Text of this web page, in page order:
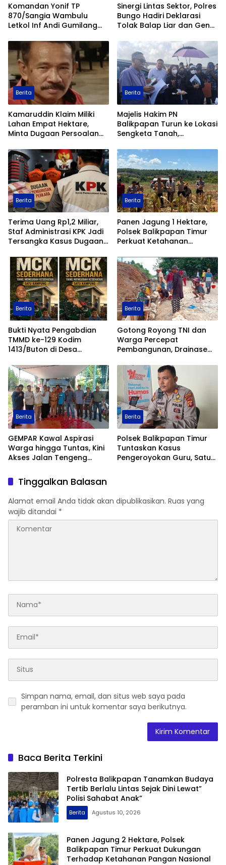
Komandan Yonif TP
870/Sangia Wambulu
Letkol Inf Andi Gumilang
Renang Militer Tahun 2026
Sinergi Lintas Sektor, Polres
Bungo Hadiri Deklarasi
Tolak Balap Liar dan Geng
Berita
Kamaruddin Klaim Miliki
Lahan Empat Hektare,
Minta Dugaan Persoalan
Transparan
Berita
Majelis Hakim PN
Balikpapan Turun ke Lokasi
Sengketa Tanah,
Perkuat Pencarian Fakta
Hukum
Berita
Terima Uang Rp1,2 Miliar,
Staf Administrasi KPK Jadi
Tersangka Kasus Dugaan
Berita
Panen Jagung 1 Hektare,
Polsek Balikpapan Timur
Perkuat Ketahanan
Program Asta Cita
Berita
Bukti Nyata Pengabdian
TMMD ke-129 Kodim
1413/Buton di Desa
Sederhana Ubah
Kesehatan Satu Kampung
Berita
Gotong Royong TNI dan
Warga Percepat
Pembangunan, Drainase
1413/Buton Kian Terbentuk
Berita
GEMPAR Kawal Aspirasi
Warga hingga Tuntas, Kini
Akses Jalan Tengeng
Berita
Polsek Balikpapan Timur
Tuntaskan Kasus
Pengeroyokan Guru, Satu
Lapor
Tinggalkan Balasan
Alamat email Anda tidak akan dipublikasikan. Ruas yang
wajib ditandai *
Simpan nama, email, dan situs web saya pada
peramban ini untuk komentar saya berikutnya.
Baca Berita Terkini
Polresta Balikpapan Tanamkan Budaya
Tertib Berlalu Lintas Sejak Dini Lewat”
Polisi Sahabat Anak”
Berita Agustus 10, 2026
Panen Jagung 2 Hektare, Polsek
Balikpapan Timur Perkuat Dukungan
Terhadap Ketahanan Pangan Nasional